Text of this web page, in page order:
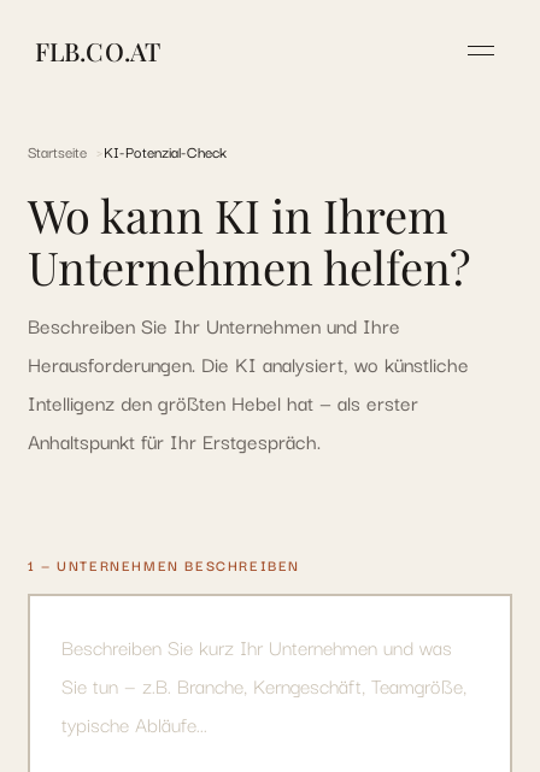
FLB.CO.AT
Startseite KI-Potenzial-Check
Wo kann KI in Ihrem
Unternehmen helfen?
Beschreiben Sie Ihr Unternehmen und Ihre
Herausforderungen. Die KI analysiert, wo künstliche
Intelligenz den größten Hebel hat — als erster
Anhaltspunkt für Ihr Erstgespräch.
1 — UNTERNEHMEN BESCHREIBEN